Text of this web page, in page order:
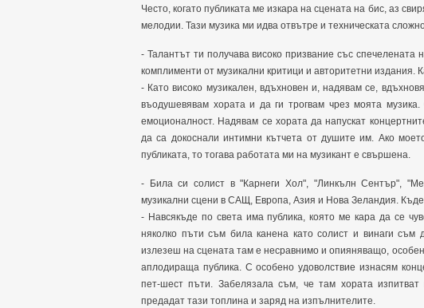
Често, когато публиката ме изкара на сцената на бис, аз
мелодии. Тази музика ми идва отвътре и техническата
- Талантът ти получава високо призвание със
комплименти от музикални критици и авторитетни издания.
- Като високо музикален, вдъхновен и, надявам се,
въодушевявам хората и да ги трогвам чрез моята
емоционалност. Надявам се хората да напускат
да са докоснали интимни кътчета от душите им. Ако
публиката, то тогава работата ми на музикант е свършена.
- Била си солист в "Карнеги Хол", "Линкълн Сентър",
музикални сцени в САЩ, Европа, Азия и Нова Зеландия.
- Навсякъде по света има публика, която ме кара да се
няколко пъти съм била канена като солист и винаги съм
излезеш на сцената там е несравнимо и опияняващо,
аплодираща публика. С особено удоволствие изнасям
пет-шест пъти. Забелязала съм, че там хората
предадат тази топлина и заряд на изпълнителите.